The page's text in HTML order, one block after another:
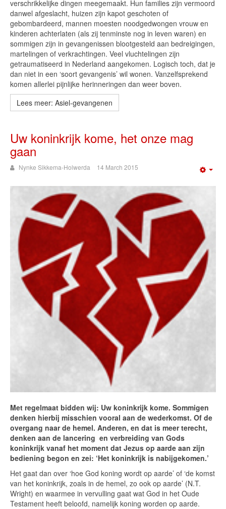
verschrikkelijke dingen meegemaakt. Hun families zijn vermoord
danwel afgeslacht, huizen zijn kapot geschoten of
gebombardeerd, mannen moesten noodgedwongen vrouw en
kinderen achterlaten (als zij tenminste nog in leven waren) en
sommigen zijn in gevangenissen blootgesteld aan bedreigingen,
martelingen of verkrachtingen. Veel vluchtelingen zijn
getraumatiseerd in Nederland aangekomen. Logisch toch, dat je
dan niet in een ‘soort gevangenis’ wil wonen. Vanzelfsprekend
komen allerlei pijnlijke herinneringen dan weer boven.
Lees meer: Asiel-gevangenen
Uw koninkrijk kome, het onze mag
gaan
Nynke Sikkema-Holwerda 14 March 2015
Met regelmaat bidden wij: Uw koninkrijk kome. Sommigen
denken hierbij misschien vooral aan de wederkomst. Of de
overgang naar de hemel. Anderen, en dat is meer terecht,
denken aan de lancering en verbreiding van Gods
koninkrijk vanaf het moment dat Jezus op aarde aan zijn
bediening begon en zei: ‘Het koninkrijk is nabijgekomen.’
Het gaat dan over ‘hoe God koning wordt op aarde’ of ‘de komst
van het koninkrijk, zoals in de hemel, zo ook op aarde’ (N.T.
Wright) en waarmee in vervulling gaat wat God in het Oude
Testament heeft beloofd, namelijk koning worden op aarde.